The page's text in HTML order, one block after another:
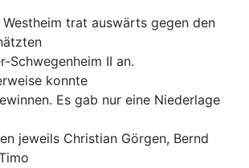
Westheim trat auswärts gegen den
Schwegenheim II an.
konnte
Es gab nur eine Niederlage
jeweils Christian Görgen, Bernd